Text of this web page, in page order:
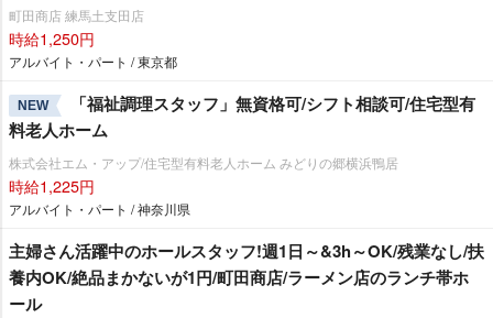
町田商店 練馬土支田店
時給1,250円
アルバイト・パート / 東京都
NEW
「福祉調理スタッフ」無資格可/シフト相談可/住宅型有
料老人ホーム
株式会社エム・アップ/住宅型有料老人ホーム みどりの郷横浜鴨居
時給1,225円
アルバイト・パート / 神奈川県
主婦さん活躍中のホールスタッフ!週1日～&3h～OK/残業なし/扶
養内OK/絶品まかないが1円/町田商店/ラーメン店のランチ帯ホ
ール